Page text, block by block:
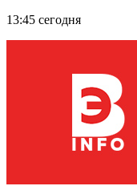
13:45 сегодня